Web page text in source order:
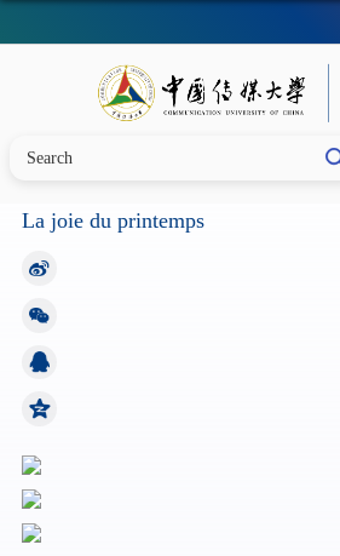
La joie du printemps